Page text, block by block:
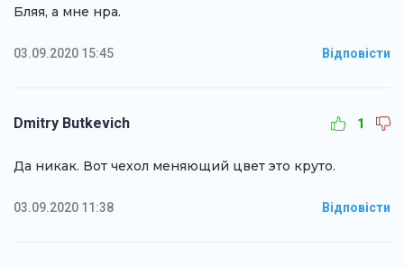
Бляя, а мне нра.
03.09.2020 15:45 Відповісти
Dmitry Butkevich 1
Да никак. Вот чехол меняющий цвет это круто.
03.09.2020 11:38 Відповісти